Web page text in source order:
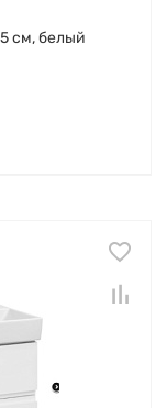
см, белый